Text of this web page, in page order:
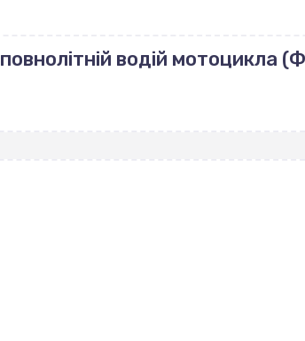
водій мотоцикла